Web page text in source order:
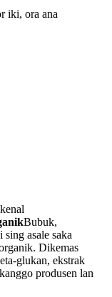
iki, ora ana
Bubuk,
asale saka
Dikemas
glukan, ekstrak
produsen lan